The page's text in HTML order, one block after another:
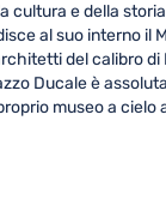
cultura e della
al suo interno il
del calibro
Ducale è
museo a cielo